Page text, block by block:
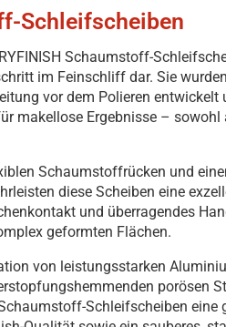
Schleifscheiben
Schaumstoff-
im Feinschliff dar. Sie
vor dem Polieren entwickelt
makellose Ergebnisse –
Schaumstoffrücken und
diese Scheiben eine
und überragendes
geformten Flächen.
von leistungsstarken
porösen
Schleifscheiben